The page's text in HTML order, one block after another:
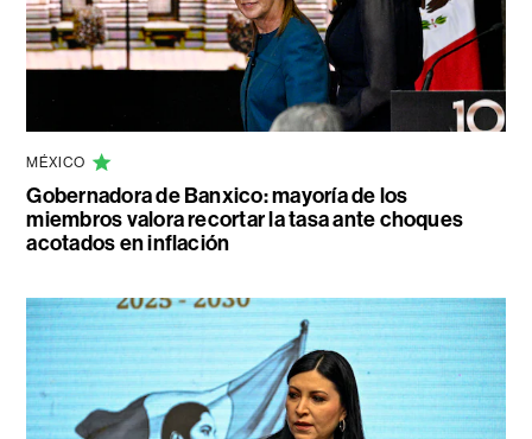
MÉXICO
Gobernadora de Banxico: mayoría de los
miembros valora recortar la tasa ante choques
acotados en inflación